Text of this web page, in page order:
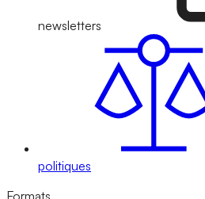
newsletters
politiques
Formats